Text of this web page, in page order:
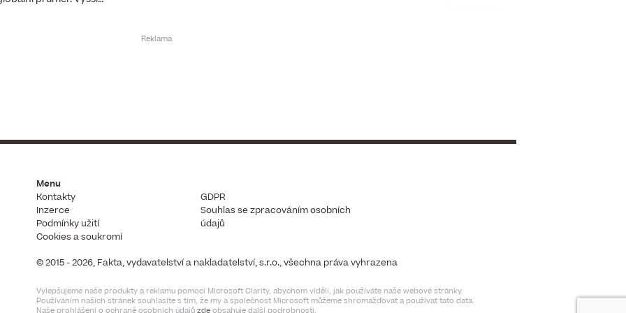
Menu
Kontakty
Inzerce
Podmínky užití
Cookies a soukromí
GDPR
Souhlas se zpracováním osobních
údajů
© 2015 - 2026, Fakta, vydavatelství a nakladatelství, s.r.o., všechna práva vyhrazena
Vylepšujeme naše produkty a reklamu pomocí Microsoft Clarity, abychom viděli, jak používáte naše webové stránky.
Používáním našich stránek souhlasíte s tím, že my a společnost Microsoft můžeme shromažďovat a používat tato data.
Naše prohlášení o ochraně osobních údajůzde obsahuje další podrobnosti.